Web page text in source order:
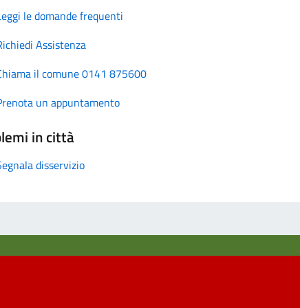
le domande frequenti
Assistenza
il comune 0141 875600
un appuntamento
in città
disservizio